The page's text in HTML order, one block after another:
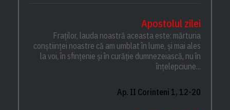
Apostolul zilei
Fraților, lauda noastră aceasta este: mărturia
conștiinței noastre că am umblat în lume, și mai ales
la voi, în sfințenie și în curăție dumnezeiască, nu în
înțelepciune...
Ap. II Corinteni 1, 12-20